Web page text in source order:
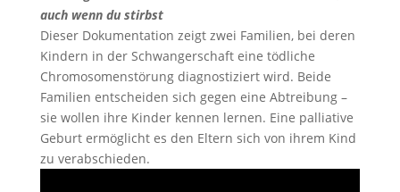
auch wenn du stirbst
Dieser Dokumentation zeigt zwei Familien, bei deren
Kindern in der Schwangerschaft eine tödliche
Chromosomenstörung diagnostiziert wird. Beide
Familien entscheiden sich gegen eine Abtreibung –
sie wollen ihre Kinder kennen lernen. Eine palliative
Geburt ermöglicht es den Eltern sich von ihrem Kind
zu verabschieden.